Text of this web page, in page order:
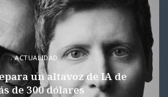
ACTUALIDAD
un altavoz de IA de
de 300 dólares